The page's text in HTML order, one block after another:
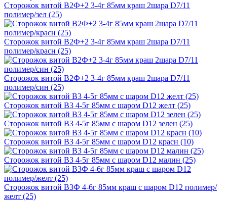
Сторожок витой В2Ф+2 3-4г 85мм краш 2шара D7/11
полимер/зел (25)
Сторожок витой В2Ф+2 3-4г 85мм краш 2шара D7/11
полимер/красн (25)
Сторожок витой В2Ф+2 3-4г 85мм краш 2шара D7/11
полимер/син (25)
Сторожок витой В3 4-5г 85мм с шаром D12 желт (25)
Сторожок витой В3 4-5г 85мм с шаром D12 зелен (25)
Сторожок витой В3 4-5г 85мм с шаром D12 красн (10)
Сторожок витой В3 4-5г 85мм с шаром D12 малин (25)
Сторожок витой В3Ф 4-6г 85мм краш с шаром D12 полимер/
желт (25)